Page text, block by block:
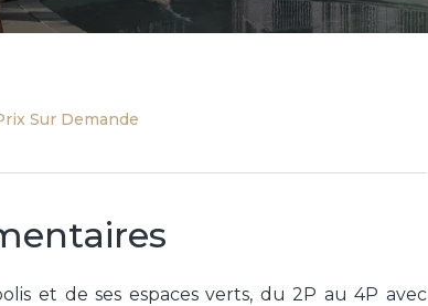
Sur Demande
et de ses espaces verts, du 2P au 4P avec